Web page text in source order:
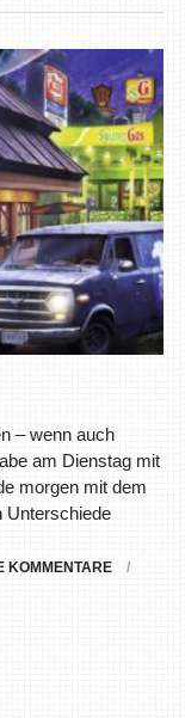
– wenn auch
am Dienstag mit
morgen mit dem
Unterschiede
KOMMENTARE